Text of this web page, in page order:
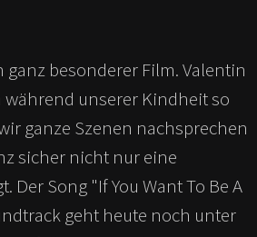
ganz besonderer Film. Valentin
unserer Kindheit so
ganze Szenen nachsprechen
sicher nicht nur eine
Der Song "If You Want To Be A
geht heute noch unter